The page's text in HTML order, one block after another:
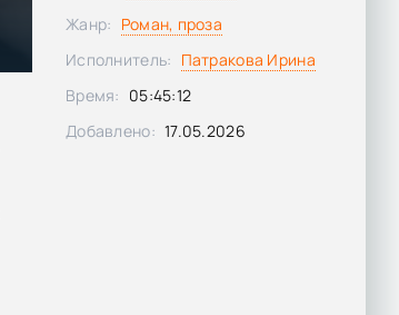
Жанр: Роман, проза
Исполнитель: Патракова Ирина
Время: 05:45:12
Добавлено: 17.05.2026